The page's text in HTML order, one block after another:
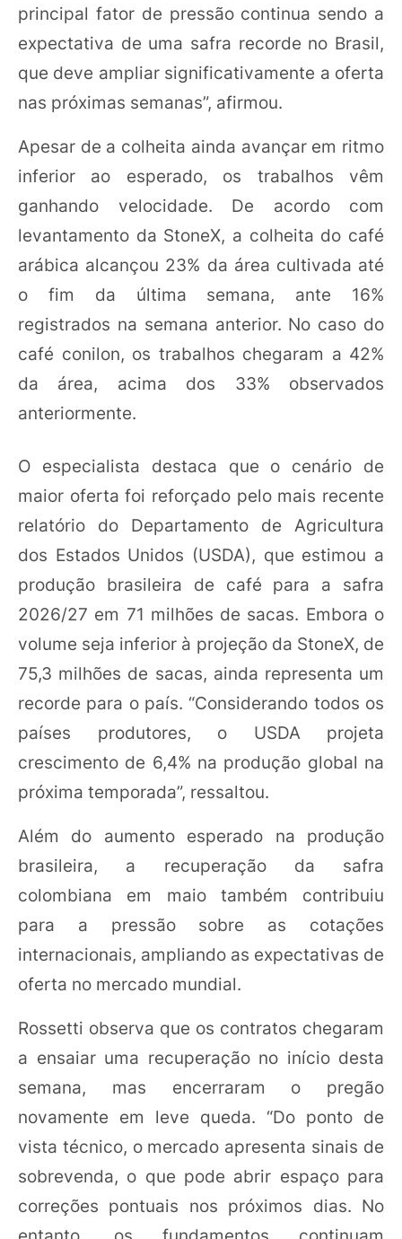
principal fator de pressão continua sendo a
expectativa de uma safra recorde no Brasil,
que deve ampliar significativamente a oferta
nas próximas semanas”, afirmou.
Apesar de a colheita ainda avançar em ritmo
inferior ao esperado, os trabalhos vêm
ganhando velocidade. De acordo com
levantamento da StoneX, a colheita do café
arábica alcançou 23% da área cultivada até
o fim da última semana, ante 16%
registrados na semana anterior. No caso do
café conilon, os trabalhos chegaram a 42%
da área, acima dos 33% observados
anteriormente.
O especialista destaca que o cenário de
maior oferta foi reforçado pelo mais recente
relatório do Departamento de Agricultura
dos Estados Unidos (USDA), que estimou a
produção brasileira de café para a safra
2026/27 em 71 milhões de sacas. Embora o
volume seja inferior à projeção da StoneX, de
75,3 milhões de sacas, ainda representa um
recorde para o país. “Considerando todos os
países produtores, o USDA projeta
crescimento de 6,4% na produção global na
próxima temporada”, ressaltou.
Além do aumento esperado na produção
brasileira, a recuperação da safra
colombiana em maio também contribuiu
para a pressão sobre as cotações
internacionais, ampliando as expectativas de
oferta no mercado mundial.
Rossetti observa que os contratos chegaram
a ensaiar uma recuperação no início desta
semana, mas encerraram o pregão
novamente em leve queda. “Do ponto de
vista técnico, o mercado apresenta sinais de
sobrevenda, o que pode abrir espaço para
correções pontuais nos próximos dias. No